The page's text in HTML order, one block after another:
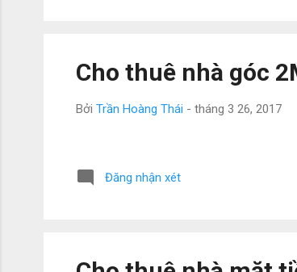
Cho thuê nhà góc
Bởi Trần Hoàng Thái - tháng 3 26, 2017
Đăng nhận xét